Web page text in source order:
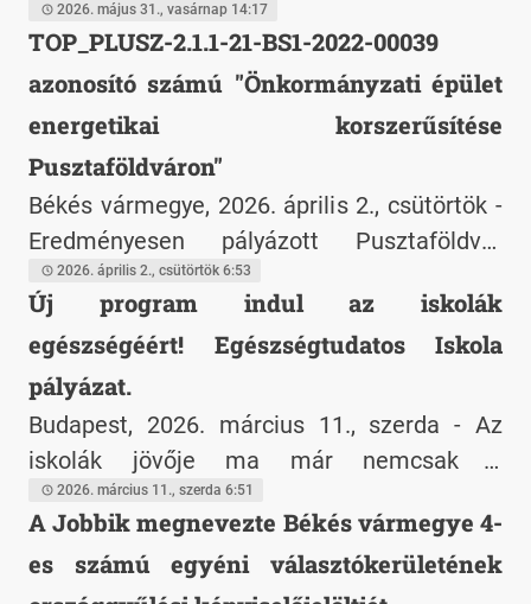
árnyékában is van esély az egészséges
életre - hangzott el az első hallásra
ellentmondásos üzenet Visegrádon, a
Sclerosis Multiplex Világnap hazai központi
rendezvényén.
2026. május 31., vasárnap 14:17
TOP_PLUSZ-2.1.1-21-BS1-2022-00039
azonosító számú "Önkormányzati épület
energetikai korszerűsítése
Pusztaföldváron"
Békés vármegye, 2026. április 2., csütörtök -
Eredményesen pályázott Pusztaföldvár
Község Önkormányzat a Terület- és
Településfejlesztési Operatív Program Plusz
"Önkormányzati épületek energetikai
korszerűsítése" kiírás keretében, és 33 255
002 Forint vissza nem térítendő támogatást
nyert el
2026. április 2., csütörtök 6:53
Új program indul az iskolák
egészségéért! Egészségtudatos Iskola
pályázat.
Budapest, 2026. március 11., szerda - Az
iskolák jövője ma már nemcsak a
tanulmányi eredményekről szól. Egyre
nagyobb szerepet kap az is, hogy az
intézmények mennyire tudják támogatni a
2026. március 11., szerda 6:51
A Jobbik megnevezte Békés vármegye 4-
es számú egyéni választókerületének